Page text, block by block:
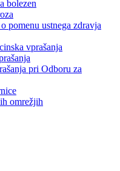
bolezen
pomenu ustnega zdravja
vprašanja
pri Odboru za
omrežjih